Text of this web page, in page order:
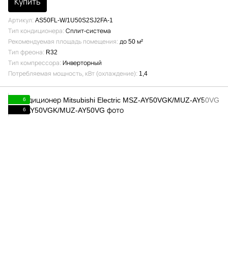
Купить
Артикул AS50FL-W/1U50S2SJ2FA-1
Тип кондиционера Сплит-система
Рекомендуемая площадь помещения до 50 м²
Тип фреона
R32
Тип компрессора Инверторный
Потребляемая мощность, кВт (охлаждение) 1,4
6
6